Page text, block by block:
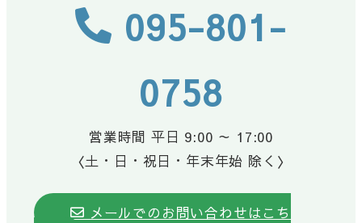
095-801-
0758
営業時間 平日 9:00 ～ 17:00
〈土・日・祝日・年末年始 除く〉
メールでのお問い合わせはこち